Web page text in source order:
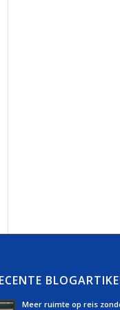
Meer ruimte op reis